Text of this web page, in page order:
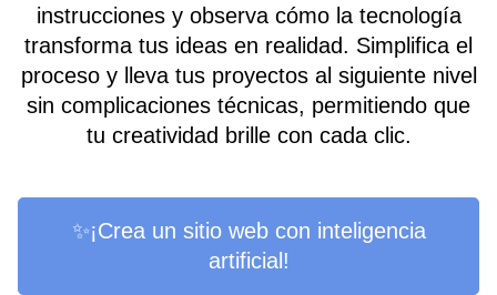
instrucciones y observa cómo la tecnología
transforma tus ideas en realidad. Simplifica el
proceso y lleva tus proyectos al siguiente nivel
sin complicaciones técnicas, permitiendo que
tu creatividad brille con cada clic.
✨¡Crea un sitio web con inteligencia
artificial!